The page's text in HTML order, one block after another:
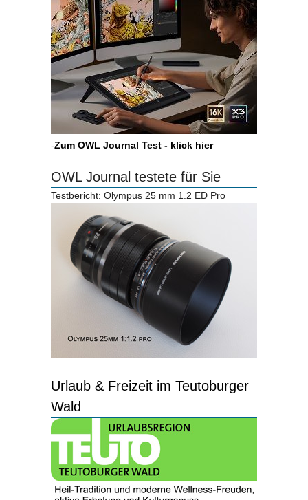
-Zum OWL Journal Test - klick hier
OWL Journal testete für Sie
Testbericht: Olympus 25 mm 1.2 ED Pro
Urlaub & Freizeit im Teutoburger
Wald